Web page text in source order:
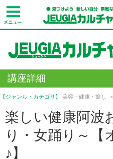
講座詳細
【ジャンル・カテゴリ】 美容・健康・癒し
楽しい健康阿
り・女踊り～【
♪】